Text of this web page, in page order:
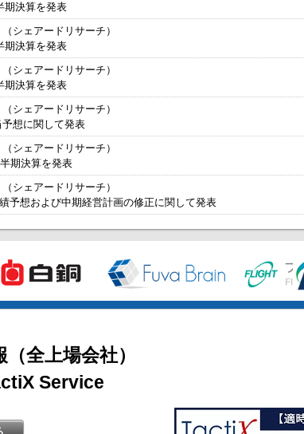
発表
の買付けの決定に関するお知らせ
期決算を発表
シェアードリサーチ）
期決算を発表
シェアードリサーチ）
期決算を発表
シェアードリサーチ）
想に関して発表
シェアードリサーチ）
期決算を発表
シェアードリサーチ）
予想および中期経営計画の修正に関して発表
の内容を動画にてご覧いただけます。
関投資家とのWEBスモールミーティングをアレンジします！～
ス）
全上場会社）
Service